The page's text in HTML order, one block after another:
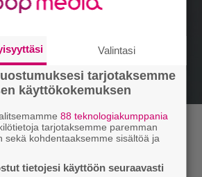
omaisuutta
– jälleenmyyjä
Valintasi
tarjotaksemme
käyttökokemuksen
88 teknologiakumppania
tarjotaksemme paremman
sekä kohdentaaksemme sisältöä ja
tietojesi käyttöön seuraavasti